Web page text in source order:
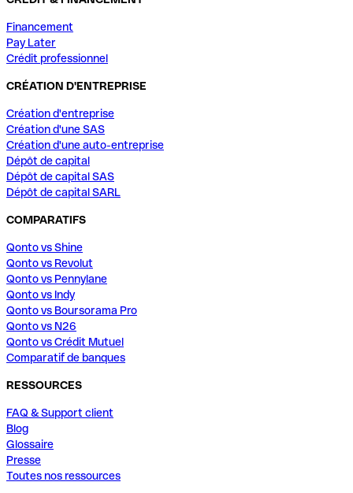
Financement
Pay Later
Crédit professionnel
CRÉATION D'ENTREPRISE
Création d'entreprise
Création d'une SAS
Création d'une auto-entreprise
Dépôt de capital
Dépôt de capital SAS
Dépôt de capital SARL
COMPARATIFS
Qonto vs Shine
Qonto vs Revolut
Qonto vs Pennylane
Qonto vs Indy
Qonto vs Boursorama Pro
Qonto vs N26
Qonto vs Crédit Mutuel
Comparatif de banques
RESSOURCES
FAQ & Support client
Blog
Glossaire
Presse
Toutes nos ressources